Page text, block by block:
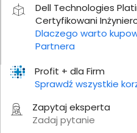
Profit + dla Firm
Sprawdź wszystkie
Zapytaj eksperta
Zadaj pytanie
Dell Technologies
Certyfikowani
Dlaczego warto
Partnera